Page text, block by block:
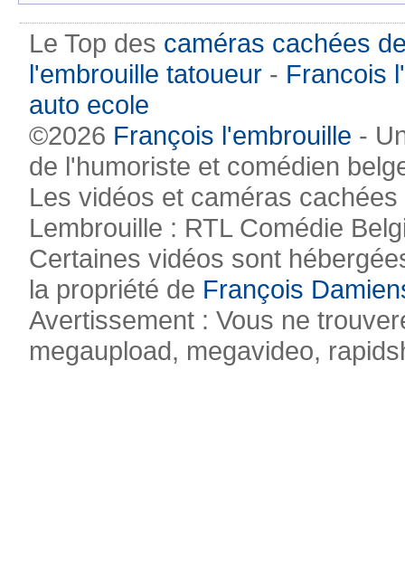
Le Top des caméras cachées
l'embrouille tatoueur - Francois
auto ecole
©2026 François l'embrouille -
de l'humoriste et comédien
Les vidéos et caméras
Lembrouille : RTL Comédie
Certaines vidéos sont
la propriété de François
Avertissement : Vous ne
megaupload, megavideo,